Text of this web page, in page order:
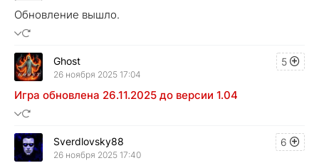
Обновление вышло.
5
Ghost
26 ноября 2025 17:04
Игра обновлена 26.11.2025 до версии 1.04
6
Sverdlovsky88
26 ноября 2025 17:40